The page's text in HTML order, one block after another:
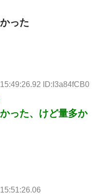
った
ID:I3a84fCB0
った、けど量多か